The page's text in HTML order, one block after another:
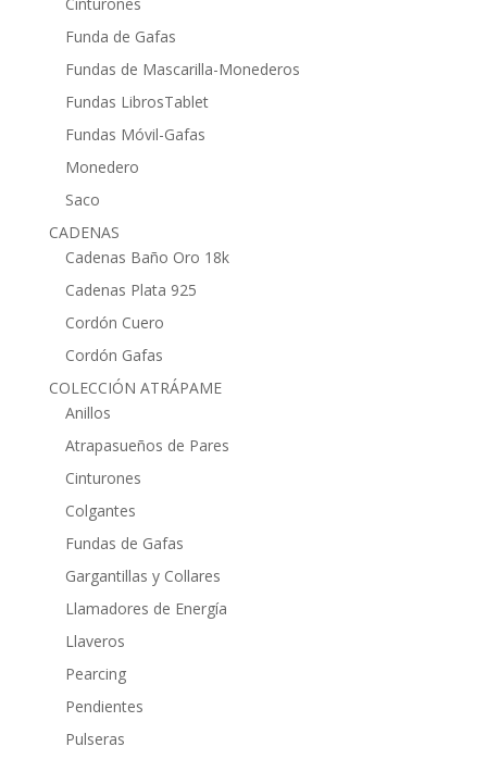
Funda de Gafas
Fundas de Mascarilla-Monederos
Fundas LibrosTablet
Fundas Móvil-Gafas
Monedero
Saco
CADENAS
Cadenas Baño Oro 18k
Cadenas Plata 925
Cordón Cuero
Cordón Gafas
COLECCIÓN ATRÁPAME
Anillos
Atrapasueños de Pares
Cinturones
Colgantes
Fundas de Gafas
Gargantillas y Collares
Llamadores de Energía
Llaveros
Pearcing
Pendientes
Pulseras